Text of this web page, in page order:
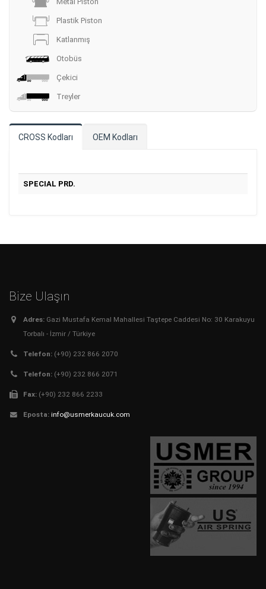
Plastik Piston
Katlanmış
Otobüs
Çekici
Treyler
CROSS Kodları OEM Kodları
SPECIAL PRD.
Bize Ulaşın
Adres: Gazi Mustafa Kemal Mahallesi Taştepe Caddesi No: 30 Karakuyu
Torbalı - İzmir / Türkiye
Telefon: (+90) 232 866 2070
Telefon: (+90) 232 866 2071
Fax: (+90) 232 866 2233
Eposta: info@usmerkaucuk.com